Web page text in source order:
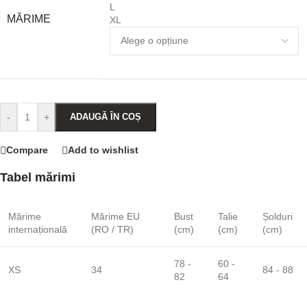
MĂRIME
L
XL
- + ADAUGĂ ÎN COȘ
Compare Add to wishlist
Tabel mărimi
Mărime
internațională
Mărime EU
(RO / TR)
Bust
(cm)
Talie
(cm)
Șolduri
(cm)
XS 34
78 -
82
60 -
64
84 - 88